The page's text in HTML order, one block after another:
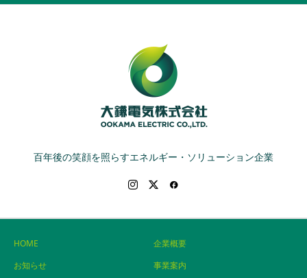
百年後の笑顔を照らすエネルギー・ソリューション企業
HOME
企業概要
お知らせ
事業案内